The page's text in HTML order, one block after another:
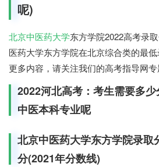
呢)
北京中医药大学东方学院2022高考录
医药大学东方学院在北京综合类的最
更多内容，请关注我们的高考指导网专
2022河北高考：考生需要多
中医本科专业呢
北京中医药大学东方学院录取
分(2021年分数线)